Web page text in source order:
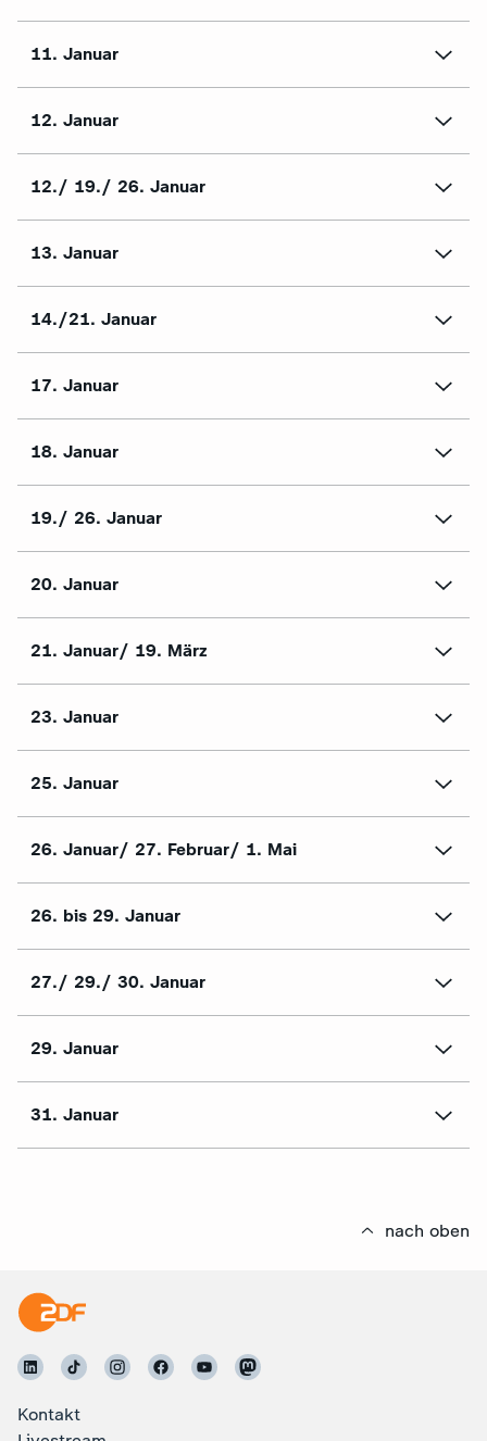
11. Januar
12. Januar
12./ 19./ 26. Januar
13. Januar
14./21. Januar
17. Januar
18. Januar
19./ 26. Januar
20. Januar
21. Januar/ 19. März
23. Januar
25. Januar
26. Januar/ 27. Februar/ 1. Mai
26. bis 29. Januar
27./ 29./ 30. Januar
29. Januar
31. Januar
nach oben
Kontakt